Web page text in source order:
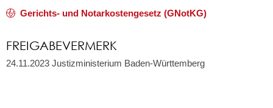
Gerichts- und Notarkostengesetz (GNotKG)
FREIGABEVERMERK
24.11.2023 Justizministerium Baden-Württemberg